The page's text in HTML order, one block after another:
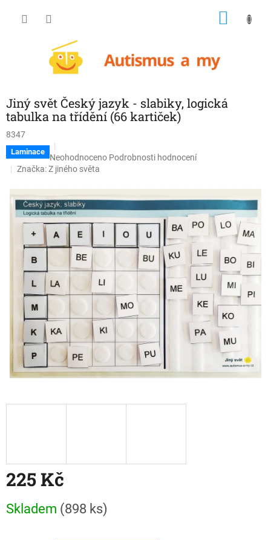
Jiný svět Český jazyk - slabiky, logická
tabulka na třídění (66 kartiček)
8347
Laminace
Průměrné
hodnocení
je
0,0
z
5
hvězdiček.
Neohodnoceno Podrobnosti hodnocení
Značka:Z jiného světa
225 Kč
cena:
Skladem (898 ks)